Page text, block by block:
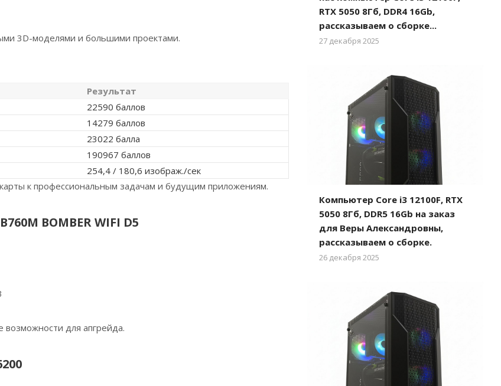
3D-моделями и большими проектами.
Результат
22590 баллов
14279 баллов
23022 балла
190967 баллов
254,4 / 180,6 изображ./сек
к профессиональным задачам и будущим приложениям.
BOMBER WIFI D5
возможности для апгрейда.
RTX 5050 8Гб, DDR4 16Gb,
рассказываем о сборке...
27 декабря 2025
Компьютер Core i3 12100F, RTX
5050 8Гб, DDR5 16Gb на заказ
для Веры Александровны,
рассказываем о сборке.
26 декабря 2025